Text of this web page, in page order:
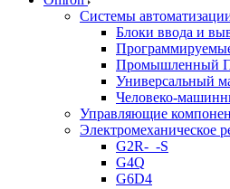
Системы
Блоки ввода и
Промышленный
Универсальный
Человеко-
Управляющие
Электромеханическое
G2R-_-S
G4Q
G6D4